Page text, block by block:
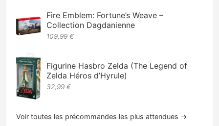
Fire Emblem: Fortune’s Weave –
Collection Dagdanienne
109,99 €
Figurine Hasbro Zelda (The Legend of
Zelda Héros d’Hyrule)
32,99 €
Voir toutes les précommandes les plus attendues →